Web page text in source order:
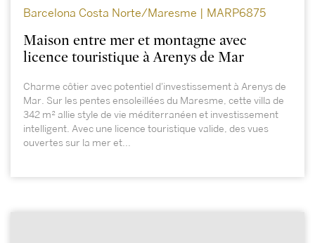
Barcelona Costa Norte/Maresme | MARP6875
Maison entre mer et montagne avec
licence touristique à Arenys de Mar
Charme côtier avec potentiel d'investissement à Arenys de
Mar. Sur les pentes ensoleillées du Maresme, cette villa de
342 m² allie style de vie méditerranéen et investissement
intelligent. Avec une licence touristique valide, des vues
ouvertes sur la mer et...